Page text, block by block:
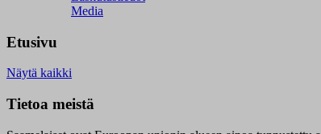
Media
Etusivu
Näytä kaikki
Tietoa meistä